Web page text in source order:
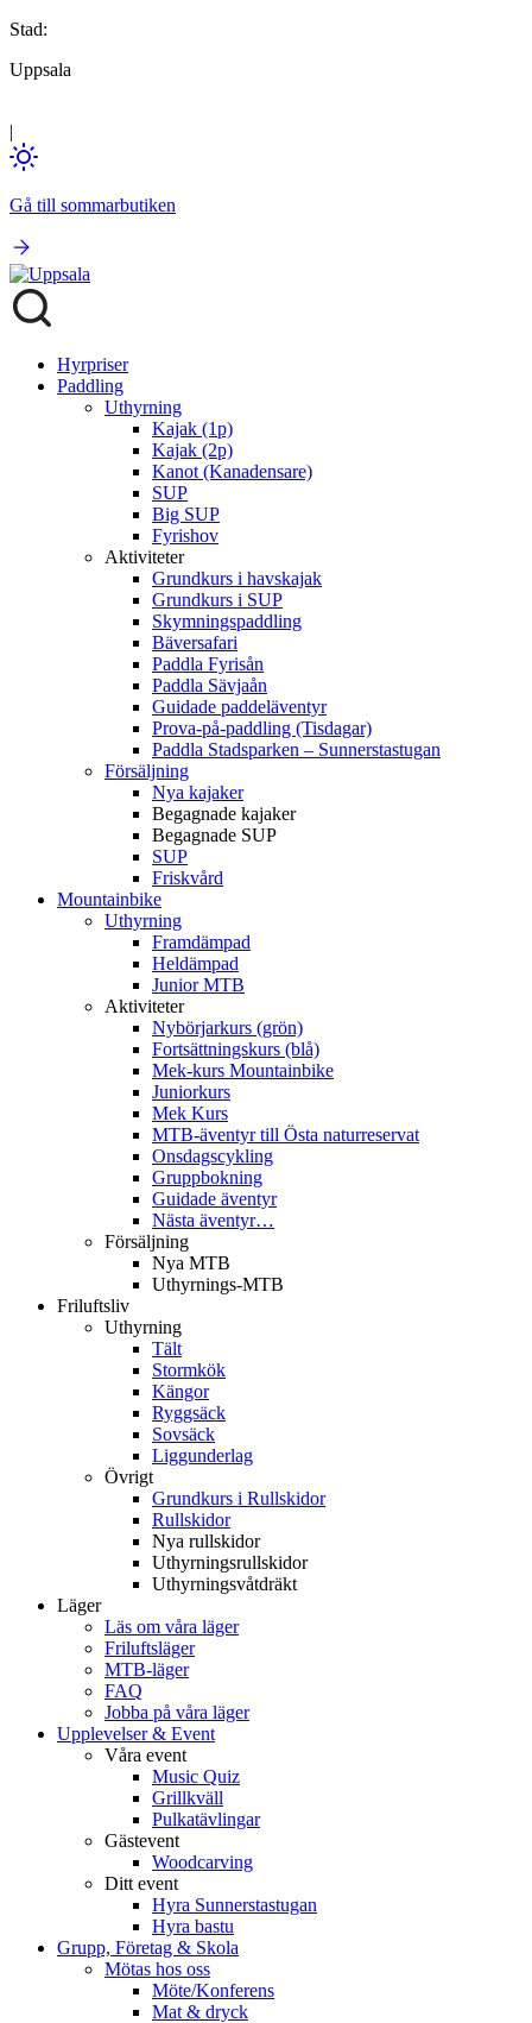
Stad:
Uppsala
|
Gå till sommarbutiken
Hyrpriser
Paddling
Uthyrning
Kajak (1p)
Kajak (2p)
Kanot (Kanadensare)
SUP
Big SUP
Fyrishov
Aktiviteter
Grundkurs i havskajak
Grundkurs i SUP
Skymningspaddling
Bäversafari
Paddla Fyrisån
Paddla Sävjaån
Guidade paddeläventyr
Prova-på-paddling (Tisdagar)
Paddla Stadsparken – Sunnerstastugan
Försäljning
Nya kajaker
Begagnade kajaker
Begagnade SUP
SUP
Friskvård
Mountainbike
Uthyrning
Framdämpad
Heldämpad
Junior MTB
Aktiviteter
Nybörjarkurs (grön)
Fortsättningskurs (blå)
Mek-kurs Mountainbike
Juniorkurs
Mek Kurs
MTB-äventyr till Östa naturreservat
Onsdagscykling
Gruppbokning
Guidade äventyr
Nästa äventyr…
Försäljning
Nya MTB
Uthyrnings-MTB
Friluftsliv
Uthyrning
Tält
Stormkök
Kängor
Ryggsäck
Sovsäck
Liggunderlag
Övrigt
Grundkurs i Rullskidor
Rullskidor
Nya rullskidor
Uthyrningsrullskidor
Uthyrningsvåtdräkt
Läger
Läs om våra läger
Friluftsläger
MTB-läger
FAQ
Jobba på våra läger
Upplevelser & Event
Våra event
Music Quiz
Grillkväll
Pulkatävlingar
Gästevent
Woodcarving
Ditt event
Hyra Sunnerstastugan
Hyra bastu
Grupp, Företag & Skola
Mötas hos oss
Möte/Konferens
Mat & dryck